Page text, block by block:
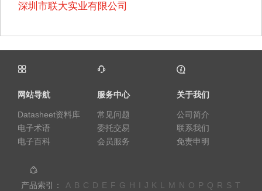
栅极电荷，适用于要求高功率密度和高效率的应
深圳市联大实业有限公司
网站导航
Datasheet资料库
电子术语
电子百科
服务中心
常见问题
委托交易
会员服务
关于我们
公司简介
联系我们
免责申明
产品索引： A B C D E F G H I J K L M N O P Q R S T